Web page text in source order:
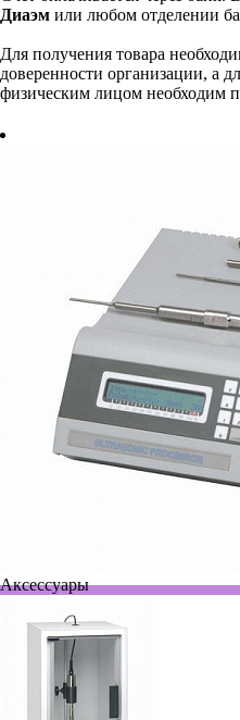
Диаэм или любом отделении
Для получения товара
доверенности организации, а
физическим лицом необходим
Аксессуары